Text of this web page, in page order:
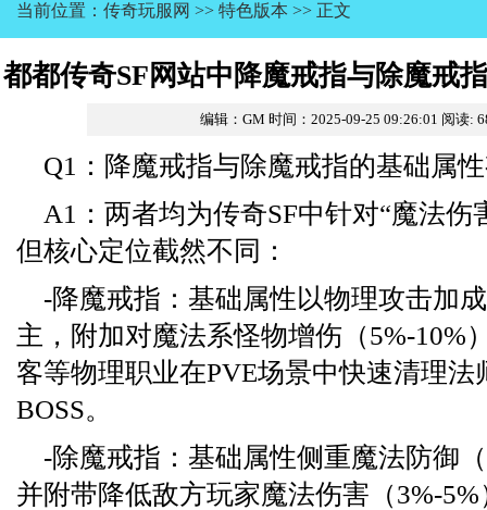
当前位置： 传奇玩服网 >> 特色版本 >> 正文
都都传奇SF网站中降魔戒指与除魔戒
确选择？
编辑：GM 时间：2025-09-25 09:26:01 阅读:
Q1：降魔戒指与除魔戒指的基础属
A1：两者均为传奇SF中针对“魔法伤
但核心定位截然不同：
-降魔戒指：基础属性以物理攻击加
主，附加对魔法系怪物增伤（5%-10%
客等物理职业在PVE场景中快速清理法
BOSS。
-除魔戒指：基础属性侧重魔法防御
并附带降低敌方玩家魔法伤害（3%-